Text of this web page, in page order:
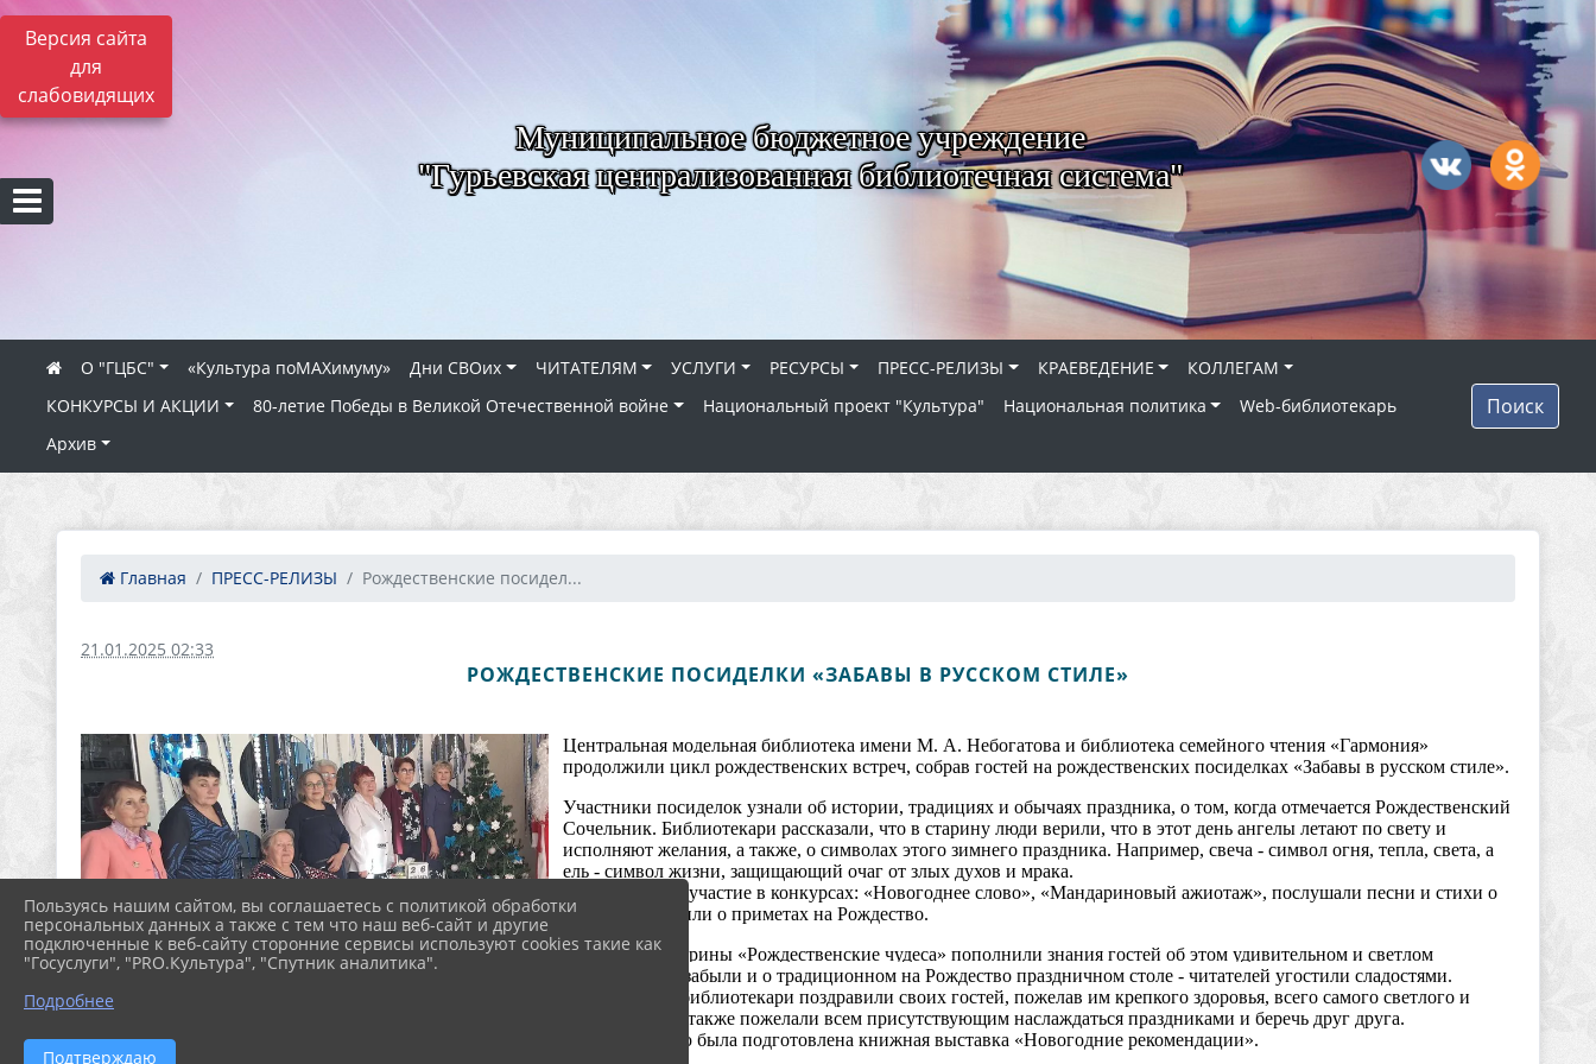
Версия сайта
для
слабовидящих
Муниципальное бюджетное учреждение
"Гурьевская централизованная библиотечная система"
О "ГЦБС" «Культура поMAXимуму» Дни СВОих ЧИТАТЕЛЯМ УСЛУГИ РЕСУРСЫ ПРЕСС-РЕЛИЗЫ КРАЕВЕДЕНИЕ
КОЛЛЕГАМ
КОНКУРСЫ И АКЦИИ
80‑летие Победы в Великой Отечественной войне Национальный проект "Культура" Национальная политика
Web-библиотекарь
Архив
Поиск
Главная ПРЕСС-РЕЛИЗЫ Рождественские посидел...
21.01.2025 02:33
РОЖДЕСТВЕНСКИЕ ПОСИДЕЛКИ «ЗАБАВЫ В РУССКОМ СТИЛЕ»
Центральная модельная библиотека имени М. А. Небогатова и библиотека семейного чтения «Гармония»
продолжили цикл рождественских встреч, собрав гостей на рождественских посиделках «Забавы в русском стиле».
Участники посиделок узнали об истории, традициях и обычаях праздника, о том, когда отмечается Рождественский
Сочельник. Библиотекари рассказали, что в старину люди верили, что в этот день ангелы летают по свету и
исполняют желания, а также, о символах этого зимнего праздника. Например, свеча - символ огня, тепла, света, а
ель - символ жизни, защищающий очаг от злых духов и мрака.
Гости приняли участие в конкурсах: «Новогоднее слово», «Мандариновый ажиотаж», послушали песни и стихи о
зиме и вспомнили о приметах на Рождество.
Вопросы викторины «Рождественские чудеса» пополнили знания гостей об этом удивительном и светлом
празднике. Не забыли и о традиционном на Рождество праздничном столе - читателей угостили сладостями.
В заключение библиотекари поздравили своих гостей, пожелав им крепкого здоровья, всего самого светлого и
прекрасного, а также пожелали всем присутствующим наслаждаться праздниками и беречь друг друга.
К мероприятию была подготовлена книжная выставка «Новогодние рекомендации».
Пользуясь нашим сайтом, вы соглашаетесь с политикой обработки
персональных данных а также с тем что наш веб-сайт и другие
подключенные к веб-сайту сторонние сервисы используют cookies такие как
"Госуслуги", "PRO.Культура", "Спутник аналитика".
Подробнее
Подтверждаю